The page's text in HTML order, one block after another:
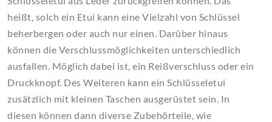
heißt, solch ein Etui kann eine Vielzahl von Schlüssel
beherbergen oder auch nur einen. Darüber hinaus
können die Verschlussmöglichkeiten unterschiedlich
ausfallen. Möglich dabei ist, ein Reißverschluss oder ein
Druckknopf. Des Weiteren kann ein Schlüsseletui
zusätzlich mit kleinen Taschen ausgerüstet sein. In
diesen können dann diverse Zubehörteile, wie